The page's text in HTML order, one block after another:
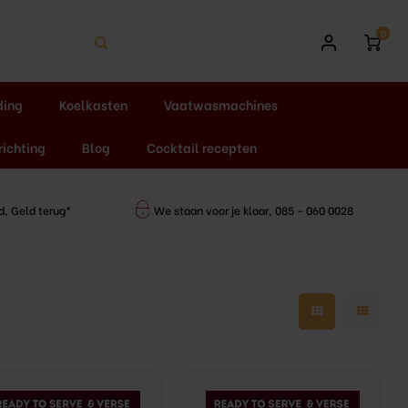
0
Koelkasten Vaatwasmachines
Blog Cocktail recepten
Geld terug* We staan voor je klaar, 085 - 060 0028